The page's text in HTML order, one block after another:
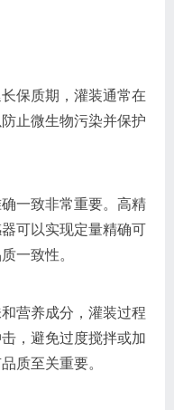
保质期，灌装通常在
止微生物污染并保护
一致非常重要。高精
可以实现定量精确可
一致性。
营养成分，灌装过程
，避免过度搅拌或加
质至关重要。